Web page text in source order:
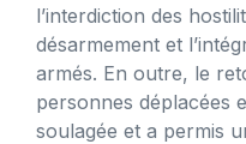
l’interdiction des
désarmement et
armés. En outre, le
personnes déplacées
soulagée et a permis